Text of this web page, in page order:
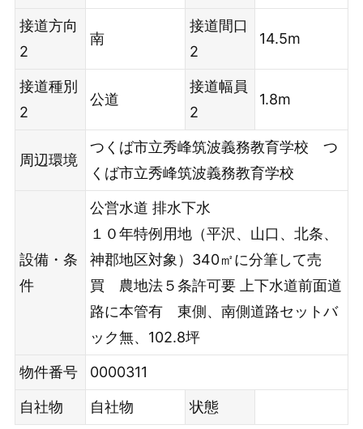
接道方向
2
南
接道間口
2
14.5m
接道種別
2
公道
接道幅員
2
1.8m
周辺環境
つくば市立秀峰筑波義務教育学校 つ
くば市立秀峰筑波義務教育学校
設備・条
件
公営水道 排水下水
１０年特例用地（平沢、山口、北条、
神郡地区対象）340㎡に分筆して売
買 農地法５条許可要 上下水道前面道
路に本管有 東側、南側道路セットバ
ック無、102.8坪
物件番号 0000311
自社物 自社物 状態